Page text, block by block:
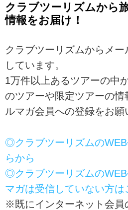
クラブツーリズムから
情報をお届け！
クラブツーリズムからメ
しています。
1万件以上あるツアーの中
のツアーや限定ツアーの情
ルマガ会員への登録をお願
◎クラブツーリズムの
らから
◎クラブツーリズムの
マガは受信していない方は
※既にインターネット会員